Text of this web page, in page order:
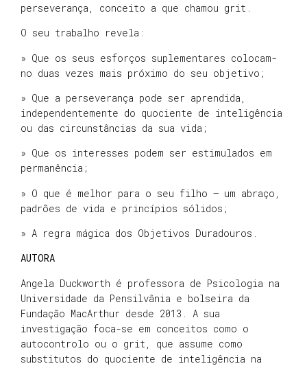
perseverança, conceito a que chamou grit.
O seu trabalho revela:
» Que os seus esforços suplementares colocam-
no duas vezes mais próximo do seu objetivo;
» Que a perseverança pode ser aprendida,
independentemente do quociente de inteligência
ou das circunstâncias da sua vida;
» Que os interesses podem ser estimulados em
permanência;
» O que é melhor para o seu filho – um abraço,
padrões de vida e princípios sólidos;
» A regra mágica dos Objetivos Duradouros.
AUTORA
Angela Duckworth é professora de Psicologia na
Universidade da Pensilvânia e bolseira da
Fundação MacArthur desde 2013. A sua
investigação foca-se em conceitos como o
autocontrolo ou o grit, que assume como
substitutos do quociente de inteligência na